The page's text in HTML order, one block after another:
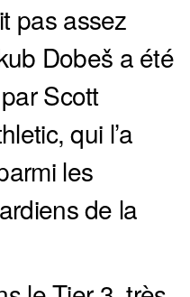
pas assez
Dobeš a été
Scott
qui l’a
les
de la